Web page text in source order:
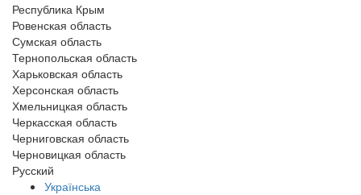
Республика Крым
Ровенская область
Сумская область
Тернопольская область
Харьковская область
Херсонская область
Хмельницкая область
Черкасская область
Черниговская область
Черновицкая область
Русский
Українська